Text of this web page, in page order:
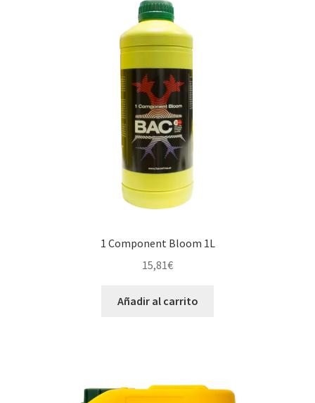
1 Component Bloom 1L
15,81€
Añadir al carrito